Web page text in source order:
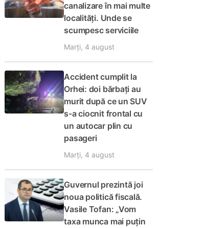
canalizare în mai multe
localități. Unde se
scumpesc serviciile
Marți, 4 august
Accident cumplit la
Orhei: doi bărbați au
murit după ce un SUV
s-a ciocnit frontal cu
un autocar plin cu
pasageri
Marți, 4 august
Guvernul prezintă joi
noua politică fiscală.
Vasile Tofan: „Vom
taxa munca mai puțin